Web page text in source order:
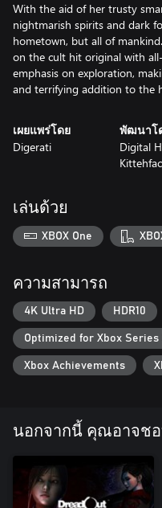
With the aid of her trusty
nightmarish spirits and dark
hometown, but all of
on the cult hit original with
emphasis on exploration,
and terrifying addition to the
เผยแพร่โดย
Digerati
พัฒนาโ
Digital
เล่นด้วย
XBOX One
ความสามารถ
4K Ultra HD HDR10
Optimized for Xbox Series
Xbox Achievements
นอกจากนี้ คุณอาจช